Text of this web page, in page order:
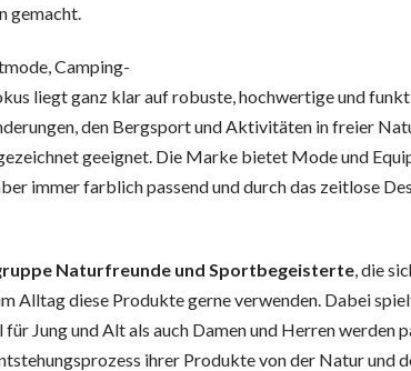
gemacht.
Camping-
liegt ganz klar auf robuste, hochwertige und
den Bergsport und Aktivitäten in freier
geeignet. Die Marke bietet Mode und
immer farblich passend und durch das zeitlose
Naturfreunde und Sportbegeisterte , die
Alltag diese Produkte gerne verwenden. Dabei
Jung und Alt als auch Damen und Herren werden
ihrer Produkte von der Natur und